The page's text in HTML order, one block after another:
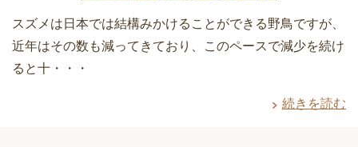
スズメは日本では結構みかけることができる野鳥ですが、
近年はその数も減ってきており、このペースで減少を続け
ると十・・・
続きを読む